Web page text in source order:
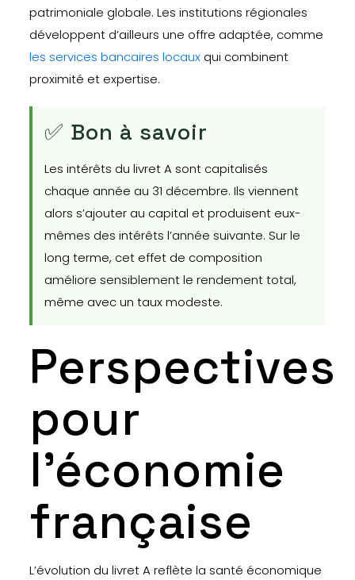
patrimoniale globale. Les institutions régionales
développent d’ailleurs une offre adaptée, comme
les services bancaires locauxqui combinent
proximité et expertise.
✅ Bon à savoir
Les intérêts du livret A sont capitalisés
chaque année au 31 décembre. Ils viennent
alors s’ajouter au capital et produisent eux-
mêmes des intérêts l’année suivante. Sur le
long terme, cet effet de composition
améliore sensiblement le rendement total,
même avec un taux modeste.
Perspectives
pour
l’économie
française
L’évolution du livret A reflète la santé économique